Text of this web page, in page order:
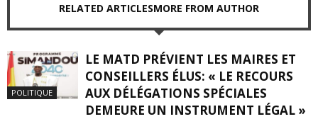
RELATED ARTICLESMORE FROM AUTHOR
POLITIQUE
LE MATD PRÉVIENT LES MAIRES ET
CONSEILLERS ÉLUS: « LE RECOURS
AUX DÉLÉGATIONS SPÉCIALES
DEMEURE UN INSTRUMENT LÉGAL »